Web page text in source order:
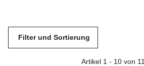
Filter und Sortierung
Artikel 1 - 10 von 11